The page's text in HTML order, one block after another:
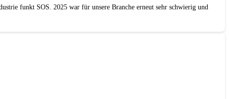
funkt SOS. 2025 war für unsere Branche erneut sehr schwierig und